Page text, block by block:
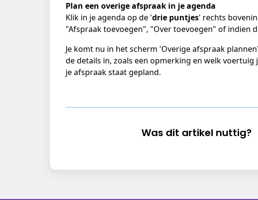
Plan een overige afspraak in je agenda
Klik in je agenda op de 'drie puntjes' rechts
"Afspraak toevoegen", "Over toevoegen" of indien
Je komt nu in het scherm 'Overige afspraak
de details in, zoals een opmerking en welk
je afspraak staat gepland.
Was dit artikel nuttig?